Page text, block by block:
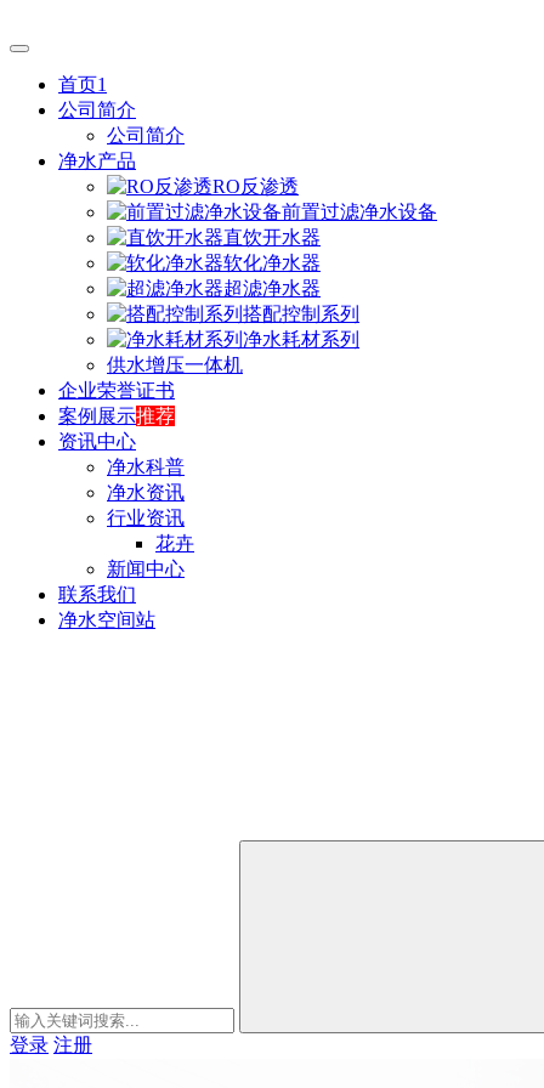
首页1
公司简介
公司简介
净水产品
RO反渗透
前置过滤净水设备
直饮开水器
软化净水器
超滤净水器
搭配控制系列
净水耗材系列
供水增压一体机
企业荣誉证书
案例展示推荐
资讯中心
净水科普
净水资讯
行业资讯
花卉
新闻中心
联系我们
净水空间站
登录 注册